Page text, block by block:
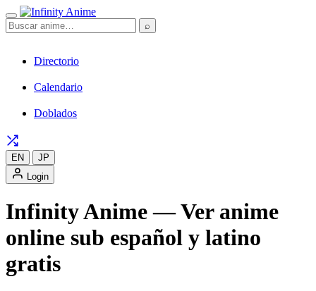
⌕
Directorio
Calendario
Doblados
EN
JP
Login
Infinity Anime — Ver anime
online sub español y latino
gratis